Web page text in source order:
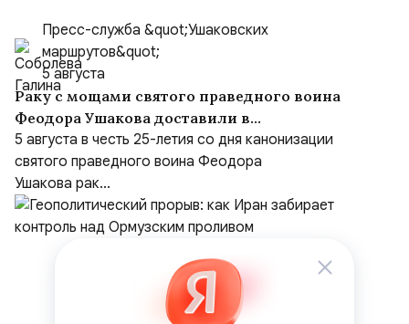
Пресс-служба &quot;Ушаковских
маршрутов&quot;
5 августа
Раку с мощами святого праведного воина
Феодора Ушакова доставили в
Кафедральный собор праведного Феодора
Ушакова в Саранске
5 августа в честь 25-летия со дня канонизации
святого праведного воина Феодора
Ушакова рак...